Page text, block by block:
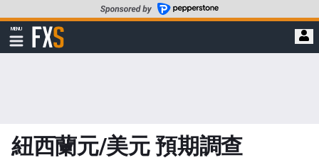
至
要
MENU
顯
示
FXStreet
紐西蘭元/美元 預期調查